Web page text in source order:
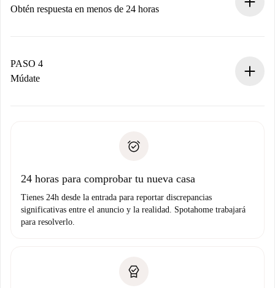
Obtén respuesta en menos de 24 horas
contacto con el propietario.
Si es rechazada: No te haremos ningún cargo y te
Prueba de solvencia
PASO 4
Múdate
no nos comunicas ningún problema.
24 horas para comprobar tu nueva casa
Tienes 24h desde la entrada para reportar discrepancias
significativas entre el anuncio y la realidad. Spotahome trabajará
para resolverlo.